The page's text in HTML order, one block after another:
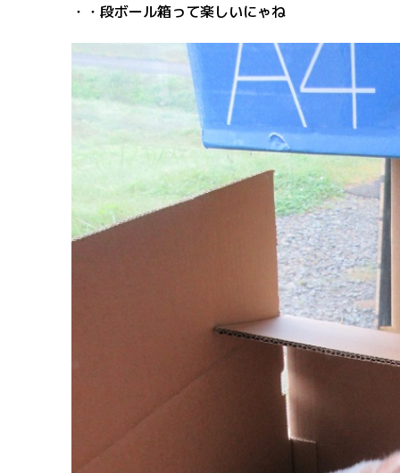
・・段ボール箱って楽しいにゃね